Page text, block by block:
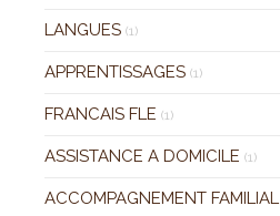
LANGUES (1)
APPRENTISSAGES (1)
FRANCAIS FLE (1)
ASSISTANCE A DOMICILE (1)
ACCOMPAGNEMENT